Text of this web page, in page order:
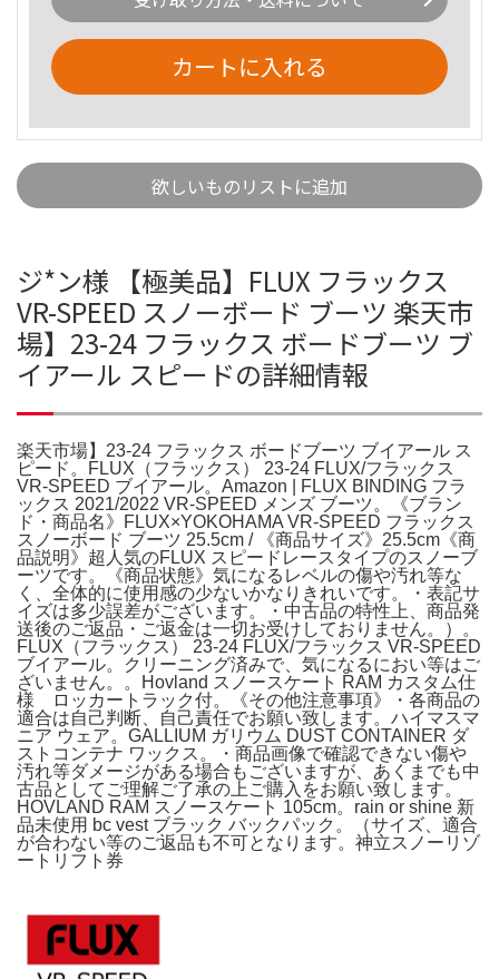
カートに入れる
欲しいものリストに追加
ジ*ン様 【極美品】FLUX フラックス
VR-SPEED スノーボード ブーツ 楽天市
場】23-24 フラックス ボードブーツ ブ
イアール スピードの詳細情報
楽天市場】23-24 フラックス ボードブーツ ブイアール ス
ピード。FLUX（フラックス） 23-24 FLUX/フラックス
VR-SPEED ブイアール。Amazon | FLUX BINDING フラ
ックス 2021/2022 VR-SPEED メンズ ブーツ。《ブラン
ド・商品名》FLUX×YOKOHAMA VR-SPEED フラックス
スノーボード ブーツ 25.5cm / 《商品サイズ》25.5cm《商
品説明》超人気のFLUX スピードレースタイプのスノーブ
ーツです。《商品状態》気になるレベルの傷や汚れ等な
く、全体的に使用感の少ないかなりきれいです。・表記サ
イズは多少誤差がございます。・中古品の特性上、商品発
送後のご返品・ご返金は一切お受けしておりません。）。
FLUX（フラックス） 23-24 FLUX/フラックス VR-SPEED
ブイアール。クリーニング済みで、気になるにおい等はご
ざいません。。Hovland スノースケート RAM カスタム仕
様 ロッカートラック付。《その他注意事項》・各商品の
適合は自己判断、自己責任でお願い致します。ハイマスマ
ニア ウェア。GALLIUM ガリウム DUST CONTAINER ダ
ストコンテナ ワックス。・商品画像で確認できない傷や
汚れ等ダメージがある場合もございますが、あくまでも中
古品としてご理解ご了承の上ご購入をお願い致します。
HOVLAND RAM スノースケート 105cm。rain or shine 新
品未使用 bc vest ブラック バックパック。（サイズ、適合
が合わない等のご返品も不可となります。神立スノーリゾ
ートリフト券